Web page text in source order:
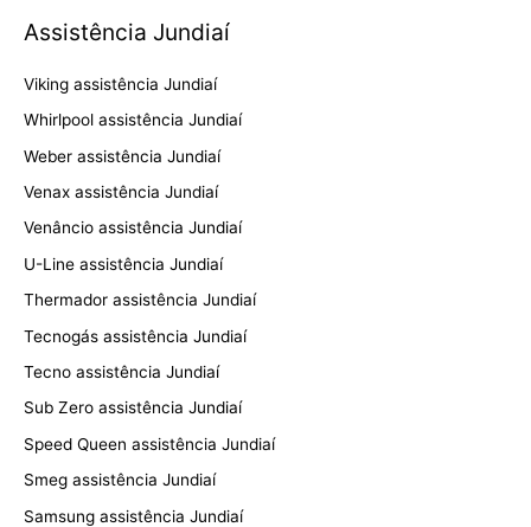
Assistência Jundiaí
Viking assistência Jundiaí
Whirlpool assistência Jundiaí
Weber assistência Jundiaí
Venax assistência Jundiaí
Venâncio assistência Jundiaí
U-Line assistência Jundiaí
Thermador assistência Jundiaí
Tecnogás assistência Jundiaí
Tecno assistência Jundiaí
Sub Zero assistência Jundiaí
Speed Queen assistência Jundiaí
Smeg assistência Jundiaí
Samsung assistência Jundiaí